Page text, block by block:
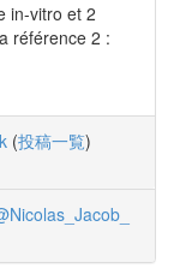
in-vitro et 2
référence 2 :
(投稿一覧)